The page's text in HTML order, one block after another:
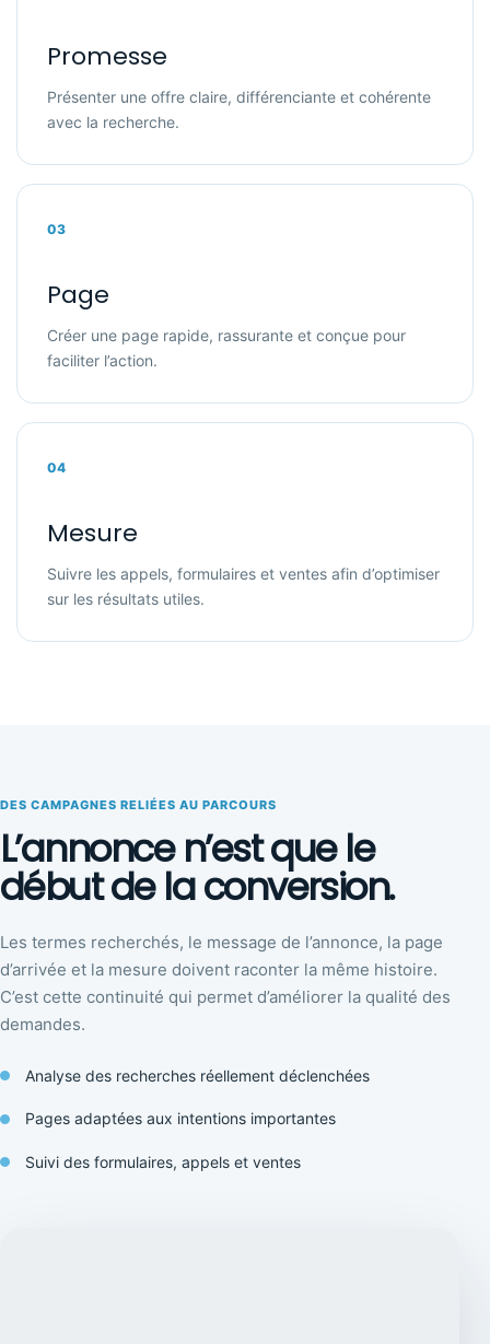
Promesse
Présenter une offre claire, différenciante et cohérente
avec la recherche.
03
Page
Créer une page rapide, rassurante et conçue pour
faciliter l’action.
04
Mesure
Suivre les appels, formulaires et ventes afin d’optimiser
sur les résultats utiles.
DES CAMPAGNES RELIÉES AU PARCOURS
L’annonce n’est que le
début de la conversion.
Les termes recherchés, le message de l’annonce, la page
d’arrivée et la mesure doivent raconter la même histoire.
C’est cette continuité qui permet d’améliorer la qualité des
demandes.
Analyse des recherches réellement déclenchées
Pages adaptées aux intentions importantes
Suivi des formulaires, appels et ventes